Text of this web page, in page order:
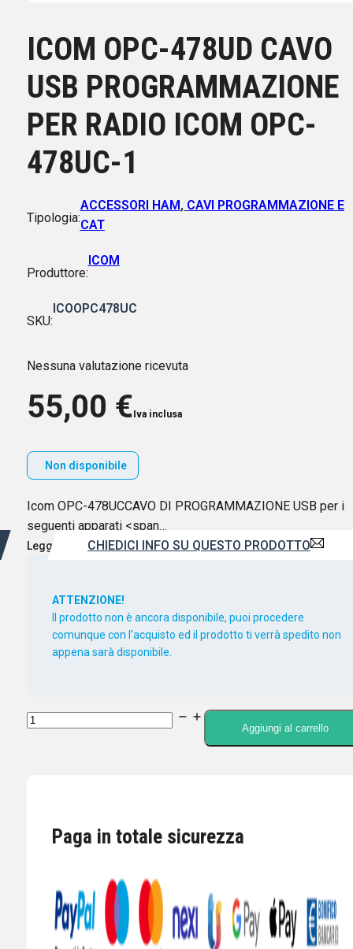
ICOM OPC-478UD CAVO
USB PROGRAMMAZIONE
PER RADIO ICOM OPC-
478UC-1
Tipologia:
ACCESSORI HAM, CAVI PROGRAMMAZIONE E
CAT
Produttore:
ICOM
SKU:
ICOOPC478UC
Nessuna valutazione ricevuta
55,00 € Iva inclusa
Non disponibile
Icom OPC-478UCCAVO DI PROGRAMMAZIONE USB per i
seguenti apparati <span…
Leggi di più CHIEDICI INFO SU QUESTO PRODOTTO
ATTENZIONE!
Il prodotto non è ancora disponibile, puoi procedere
comunque con l'acquisto ed il prodotto ti verrà spedito non
appena sarà disponibile.
ICOM
OPC-
478UC-
Aggiungi al carrello
Paga in totale sicurezza